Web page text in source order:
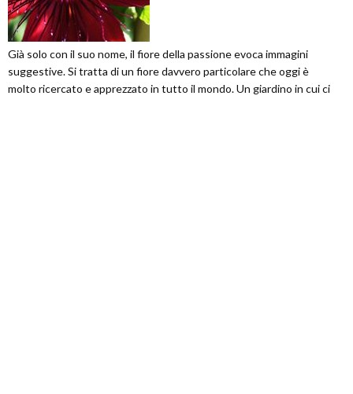
Già solo con il suo nome, il fiore della passione evoca immagini
suggestive. Si tratta di un fiore davvero particolare che oggi è
molto ricercato e apprezzato in tutto il mondo. Un giardino in cui ci